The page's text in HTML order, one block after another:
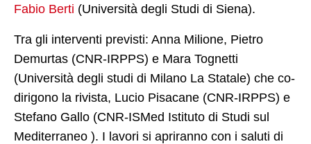
Contrasto DGA
EU-EaSI Reticulate
FMPS RicreAzione
PO.T.E.R.O. Regione Toscana
Collaborazioni
Fabio Berti (Università degli Studi di Siena).
Tra gli interventi previsti: Anna Milione, Pietro
Demurtas (CNR-IRPPS) e Mara Tognetti
(Università degli studi di Milano La Statale) che co-
dirigono la rivista, Lucio Pisacane (CNR-IRPPS) e
Stefano Gallo (CNR-ISMed Istituto di Studi sul
Mediterraneo ). I lavori si apriranno con i saluti di